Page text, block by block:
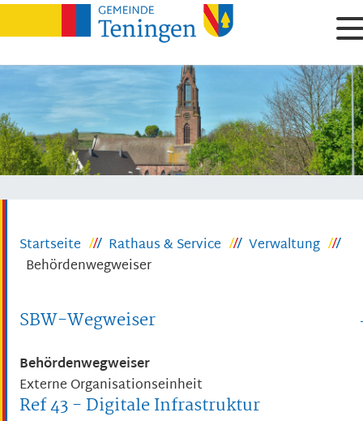
Startseite Rathaus & Service
Verwaltung
Behördenwegweiser
SBW-Wegweiser
Behördenwegweiser
Externe Organisationseinheit
Ref 43 - Digitale Infrastruktur